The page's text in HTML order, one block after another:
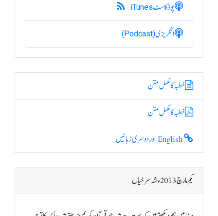
پوڈکاسٹiTunes
انگریزی(Podcast)
خطبہ کا مکمل متن
خطبہ کا مکمل متن
یکم مارچ 2013ء شہ سرخیاں